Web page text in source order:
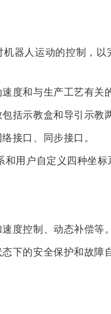
器人运动的控制，以
和与生产工艺有关的
示教盒和导引示教两
接口、同步接口。
用户自定义四种坐标
度控制、动态补偿等。
的安全保护和故障自